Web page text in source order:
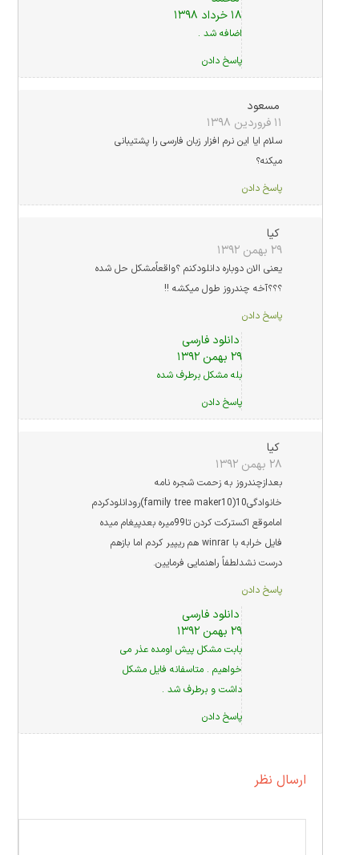
۱۸ خرداد ۱۳۹۸
اضافه شد .
پاسخ دادن
مسعود
۱۱ فروردین ۱۳۹۸
سلام ایا این نرم افزار زبان فارسی را پشتیبانی
میکنه؟
پاسخ دادن
کیا
۲۹ بهمن ۱۳۹۲
یعنی الان دوباره دانلودکنم ؟واقعاًمشکل حل شده
؟؟؟آخه چندروز طول میکشه !!
پاسخ دادن
دانلود فارسی
۲۹ بهمن ۱۳۹۲
بله مشکل برطرف شده
پاسخ دادن
کیا
۲۸ بهمن ۱۳۹۲
بعدازچندروز به زحمت شجره نامه
خانوادگی10(family tree maker10)رودانلودکردم
اماموقع اکسترکت کردن تا99میره بعدپیغام میده
فایل خرابه با winrar هم ریپیر کردم اما بازهم
درست نشدلطفاً راهنمایی فرمایین.
پاسخ دادن
دانلود فارسی
۲۹ بهمن ۱۳۹۲
بابت مشکل پیش اومده عذر می
خواهیم . متاسفانه فایل مشکل
داشت و برطرف شد .
پاسخ دادن
ارسال نظر